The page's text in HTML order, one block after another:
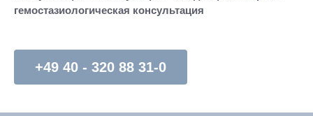
гемостазиологическая консультация
+49 40 - 320 88 31-0